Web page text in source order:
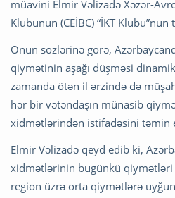
müavini Elmir Vəlizadə Xəzər-
Klubunun (CEİBC) “İKT
Onun sözlərinə görə,
qiymətinin aşağı düşməsi
zamanda ötən il ərzində də
hər bir vətəndaşın münasib
xidmətlərindən istifadəsini təmin
Elmir Vəlizadə qeyd edib ki,
xidmətlərinin bugünkü qiymətləri
region üzrə orta qiymətlərə